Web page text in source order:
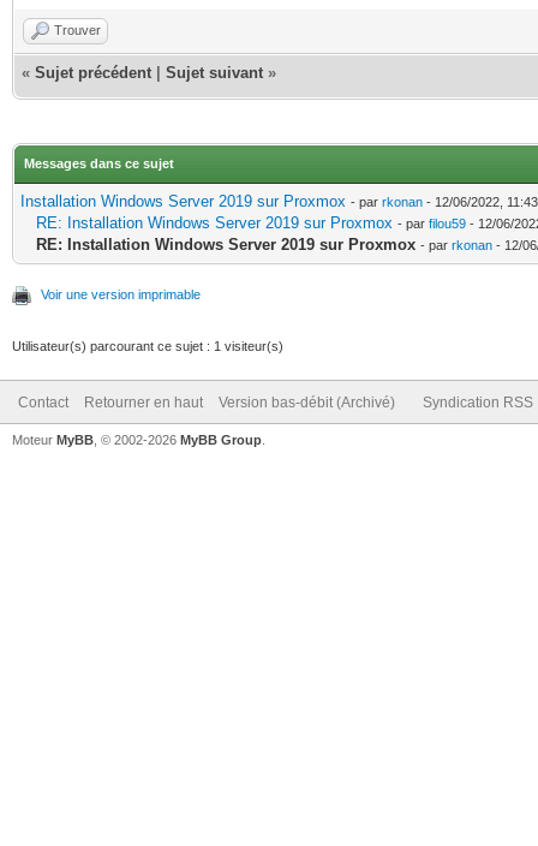
Trouver
« Sujet précédent Sujet suivant »
Messages dans ce sujet
Installation Windows Server 2019 sur Proxmox - par rkonan - 12/06/2022,
RE: Installation Windows Server 2019 sur Proxmox - par filou59 - 12/06/
RE: Installation Windows Server 2019 sur Proxmox - par rkonan - 12/
Voir une version imprimable
Utilisateur(s) parcourant ce sujet : 1 visiteur(s)
Contact Retourner en haut Version bas-débit (Archivé) Syndication RSS
Moteur MyBB , © 2002-2026 MyBB Group